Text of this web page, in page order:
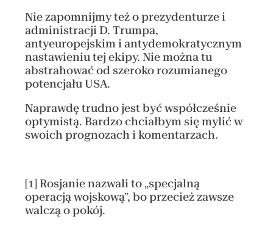
Nie zapomnijmy też o prezydenturze i
administracji D. Trumpa,
antyeuropejskim i antydemokratycznym
nastawieniu tej ekipy. Nie można tu
abstrahować od szeroko rozumianego
potencjału USA.
Naprawdę trudno jest być współcześnie
optymistą. Bardzo chciałbym się mylić w
swoich prognozach i komentarzach.
[1] Rosjanie nazwali to „specjalną
operacją wojskową”, bo przecież zawsze
walczą o pokój.